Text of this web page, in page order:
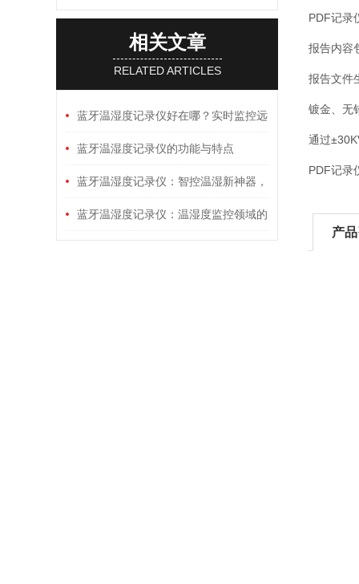
相关文章
RELATED ARTICLES
蓝牙温湿度记录仪好在哪？实时监控远
不远？数据安全吗？仓储冷链神器！
蓝牙温湿度记录仪的功能与特点
蓝牙温湿度记录仪：智控温湿新神器，
操作简单
蓝牙温湿度记录仪：温湿度监控领域的
PDF记录
报告内容
报告文件
镀金、无
通过
PDF记录
产